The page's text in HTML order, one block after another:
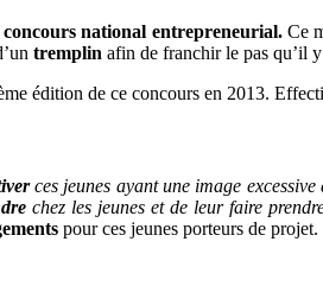
concours national entrepreneurial. Ce
tremplin afin de franchir le pas qu’il y
édition de ce concours en 2013.
ces jeunes ayant une image
chez les jeunes et de leur faire
pour ces jeunes porteurs de projet.